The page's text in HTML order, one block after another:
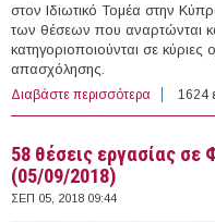
στον Ιδιωτικό Τομέα στην
των θέσεων που αναρτώνται
κατηγοριοποιούνται σε κύριες
απασχόλησης.
Διαβάστε περισσότερα για 187
Κύπρο
1624
58 θέσεις εργασίας σε
(05/09/2018)
ΣΕΠ 05, 2018 09:44